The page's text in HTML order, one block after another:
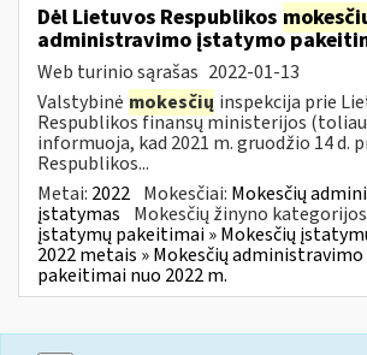
Dėl Lietuvos Respublikos
administravimo įstatymo
Web turinio sąrašas 2022-01-13
Valstybinė mokesčių inspekcija prie
Respublikos finansų ministerijos
informuoja, kad 2021 m. gruodžio 14 d.
Respublikos...
Metai: 2022 Mokesčiai: Mokesčių
įstatymas Mokesčių žinyno
įstatymų pakeitimai » Mokesčių
2022 metais » Mokesčių
pakeitimai nuo 2022 m.